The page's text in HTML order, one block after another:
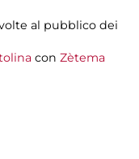
al pubblico dei
con Zètema